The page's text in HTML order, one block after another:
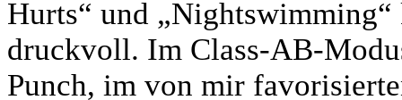
Hurts“ und
druckvoll. Im Class-AB-
Punch, im von mir